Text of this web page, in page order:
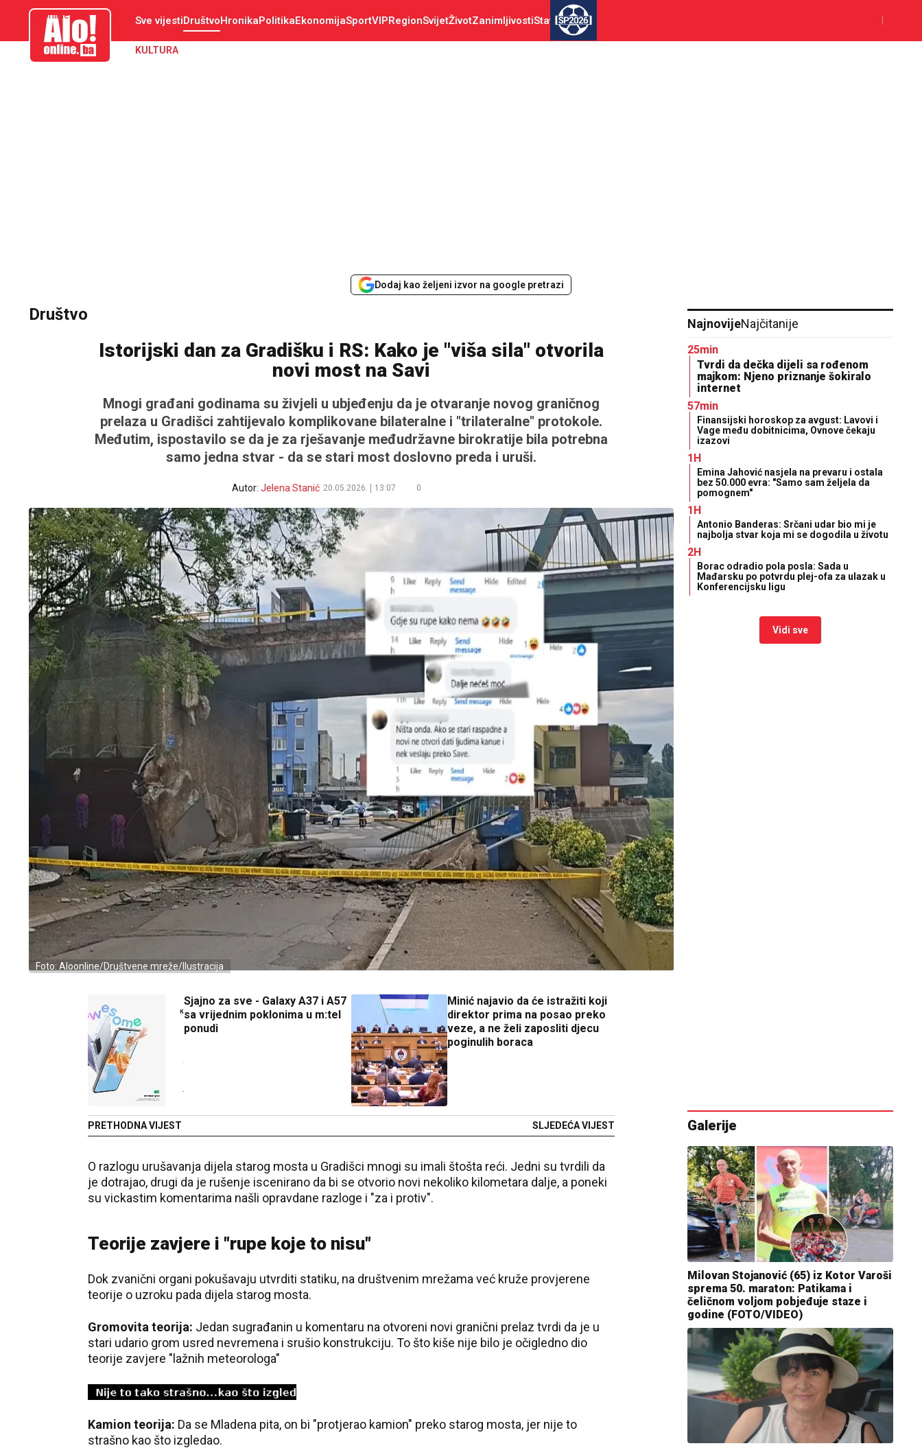
aloonline.ba Sve vijestiDruštvoHronikaPolitikaEkonomijaSportVIPRegionSvijetŽivotZanimljivostiStav SP2026
KULTURA
Dodaj kao željeni izvor na google pretrazi
Društvo
Istorijski dan za Gradišku i RS: Kako je "viša sila" otvorila
novi most na Savi
Mnogi građani godinama su živjeli u ubjeđenju da je otvaranje novog graničnog
prelaza u Gradišci zahtijevalo komplikovane bilateralne i "trilateralne" protokole.
Međutim, ispostavilo se da je za rješavanje međudržavne birokratije bila potrebna
samo jedna stvar - da se stari most doslovno preda i uruši.
Autor: Jelena Stanić 20.05.2026. 13:07 0
Foto: Aloonline/Društvene mreže/Ilustracija
Sjajno za sve - Galaxy A37 i A57
sa vrijednim poklonima u m:tel
ponudi
PRETHODNA VIJEST
Minić najavio da će istražiti koji
direktor prima na posao preko
veze, a ne želi zaposliti djecu
poginulih boraca
SLJEDEĆA VIJEST
O razlogu urušavanja dijela starog mosta u Gradišci mnogi su imali štošta reći. Jedni su tvrdili da
je dotrajao, drugi da je rušenje iscenirano da bi se otvorio novi nekoliko kilometara dalje, a poneki
su vickastim komentarima našli opravdane razloge i "za i protiv".
Teorije zavjere i "rupe koje to nisu"
Dok zvanični organi pokušavaju utvrditi statiku, na društvenim mrežama već kruže provjerene
teorije o uzroku pada dijela starog mosta.
Gromovita teorija: Jedan sugrađanin u komentaru na otvoreni novi granični prelaz tvrdi da je u
stari udario grom usred nevremena i srušio konstrukciju. To što kiše nije bilo je očigledno dio
teorije zavjere "lažnih meteorologa"
Kamion teorija: Da se Mladena pita, on bi "protjerao kamion" preko starog mosta, jer nije to
strašno kao što izgledao.
NajnovijeNajčitanije
25min
Tvrdi da dečka dijeli sa rođenom
majkom: Njeno priznanje šokiralo
internet
57min
Finansijski horoskop za avgust: Lavovi i
Vage među dobitnicima, Ovnove čekaju
izazovi
1H
Emina Jahović nasjela na prevaru i ostala
bez 50.000 evra: "Samo sam željela da
pomognem"
1H
Antonio Banderas: Srčani udar bio mi je
najbolja stvar koja mi se dogodila u životu
2H
Borac odradio pola posla: Sada u
Mađarsku po potvrdu plej-ofa za ulazak u
Konferencijsku ligu
Vidi sve
Galerije
Milovan Stojanović (65) iz Kotor Varoši
sprema 50. maraton: Patikama i
čeličnom voljom pobjeđuje staze i
godine (FOTO/VIDEO)